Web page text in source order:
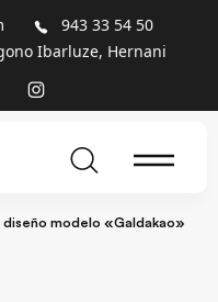
943 33 54 50
Ibarluze, Hernani
modelo «Galdakao»